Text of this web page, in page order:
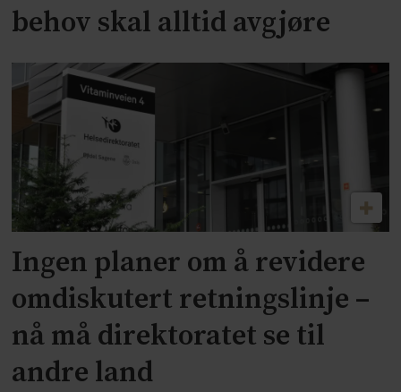
behov skal alltid avgjøre
Ingen planer om å revidere
omdiskutert retningslinje –
nå må direktoratet se til
andre land